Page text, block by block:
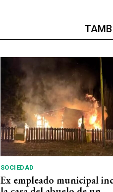
SOCIEDAD
Ex empleado municipal